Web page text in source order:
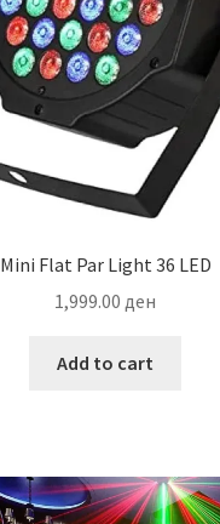
Mini Flat Par Light 36 LED
1,999.00 ден
Add to cart